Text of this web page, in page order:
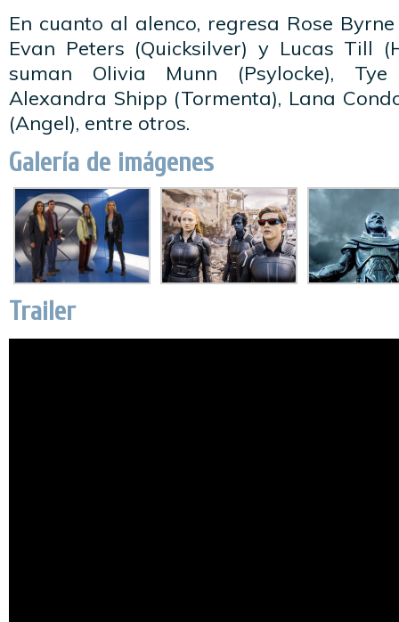
En cuanto al alenco, regresa Rose
Evan Peters (Quicksilver) y Lucas Till
suman Olivia Munn (Psylocke), Tye
Alexandra Shipp (Tormenta), Lana
(Angel), entre otros.
Galería de imágenes
Trailer